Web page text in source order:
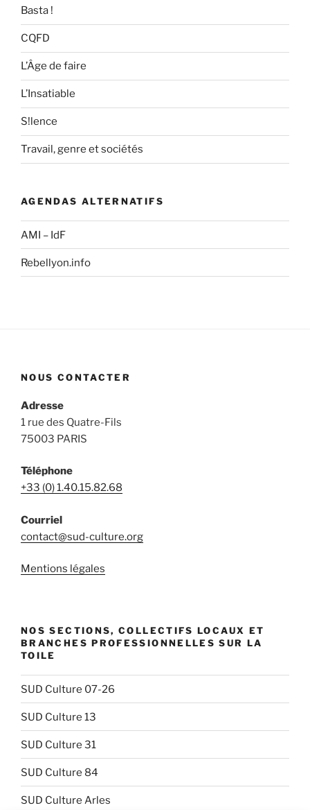
Basta !
CQFD
L’Âge de faire
L’Insatiable
S!lence
Travail, genre et sociétés
AGENDAS ALTERNATIFS
AMI – IdF
Rebellyon.info
NOUS CONTACTER
Adresse
1 rue des Quatre-Fils
75003 PARIS
Téléphone
+33 (0) 1.40.15.82.68
Courriel
contact@sud-culture.org
Mentions légales
NOS SECTIONS, COLLECTIFS LOCAUX ET
BRANCHES PROFESSIONNELLES SUR LA
TOILE
SUD Culture 07-26
SUD Culture 13
SUD Culture 31
SUD Culture 84
SUD Culture Arles